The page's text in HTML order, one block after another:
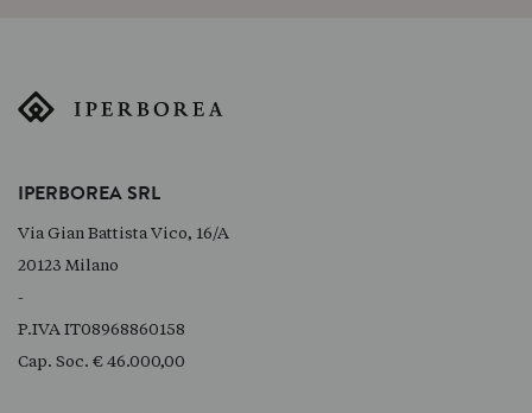
IPERBOREA SRL
Via Gian Battista Vico, 16/A
20123 Milano
-
P.IVA IT08968860158
Cap. Soc. € 46.000,00